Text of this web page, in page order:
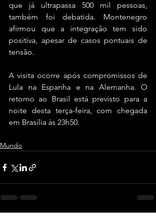
que já ultrapassa 500 mil pessoas,
também foi debatida. Montenegro
afirmou que a integração tem sido
positiva, apesar de casos pontuais de
tensão.
A visita ocorre após compromissos de
Lula na Espanha e na Alemanha. O
retorno ao Brasil está previsto para a
noite desta terça-feira, com chegada
em Brasília às 23h50.
Mundo